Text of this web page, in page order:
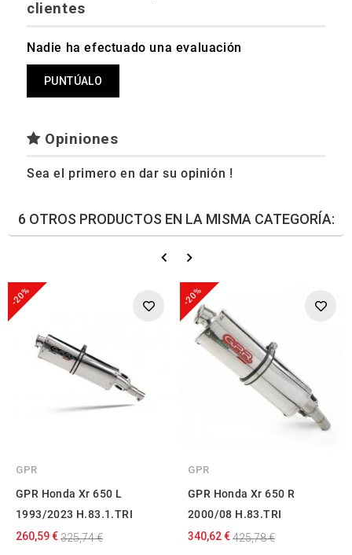
clientes
Nadie ha efectuado una evaluación
PUNTÚALO
Opiniones
Sea el primero en dar su opinión !
6 OTROS PRODUCTOS EN LA MISMA CATEGORÍA:
-20%
GPR
GPR Honda Xr 650 L
1993/2023 H.83.1.TRI
260,59 €325,74 €
-20%
GPR
GPR Honda Xr 650 R
2000/08 H.83.TRI
340,62 €425,78 €